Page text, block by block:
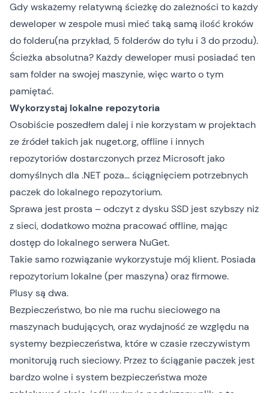
Gdy wskażemy relatywną ścieżkę do zależności to każdy
deweloper w zespole musi mieć taką samą ilość kroków
do folderu(na przykład, 5 folderów do tyłu i 3 do przodu).
Ścieżka absolutna? Każdy deweloper musi posiadać ten
sam folder na swojej maszynie, więc warto o tym
pamiętać.
Wykorzystaj lokalne repozytoria
Osobiście poszedłem dalej i nie korzystam w projektach
ze źródeł takich jak nuget.org, offline i innych
repozytoriów dostarczonych przez Microsoft jako
domyślnych dla .NET poza… ściągnięciem potrzebnych
paczek do lokalnego repozytorium.
Sprawa jest prosta – odczyt z dysku SSD jest szybszy niż
z sieci, dodatkowo można pracować offline, mając
dostęp do lokalnego serwera NuGet.
Takie samo rozwiązanie wykorzystuje mój klient. Posiada
repozytorium lokalne (per maszyna) oraz firmowe.
Plusy są dwa.
Bezpieczeństwo, bo nie ma ruchu sieciowego na
maszynach budujących, oraz wydajność ze względu na
systemy bezpieczeństwa, które w czasie rzeczywistym
monitorują ruch sieciowy. Przez to ściąganie paczek jest
bardzo wolne i system bezpieczeństwa może